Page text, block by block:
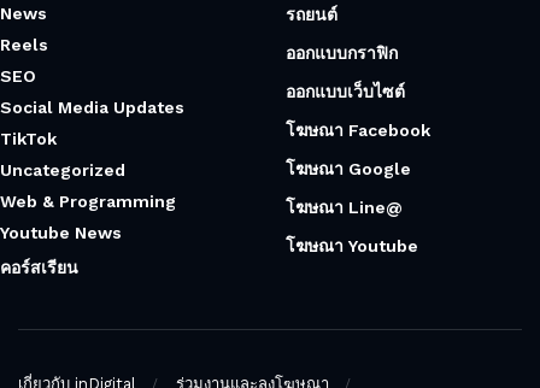
News
Reels
SEO
Social Media Updates
TikTok
Uncategorized
Web & Programming
Youtube News
คอร์สเรียน
รถยนต์
ออกแบบกราฟิก
ออกแบบเว็บไซต์
โฆษณา Facebook
โฆษณา Google
โฆษณา Line@
โฆษณา Youtube
เกี่ยวกับ inDigital ร่วมงานและลงโฆษณา